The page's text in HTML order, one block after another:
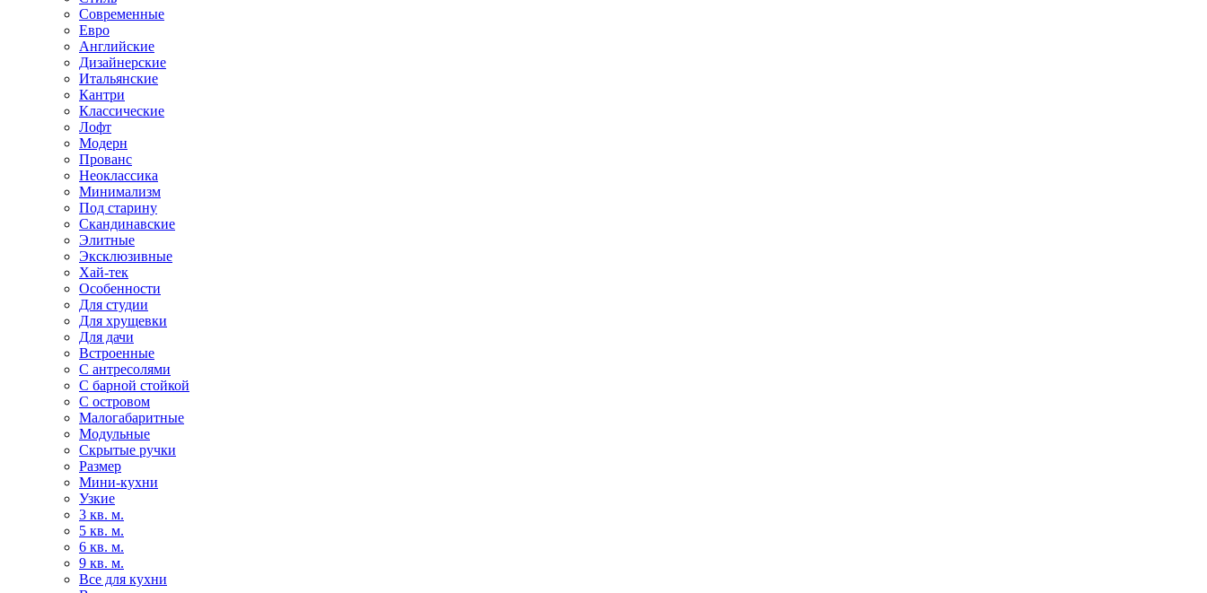
Современные
Евро
Английские
Дизайнерские
Итальянские
Кантри
Классические
Лофт
Модерн
Прованс
Неоклассика
Минимализм
Под старину
Скандинавские
Элитные
Эксклюзивные
Хай-тек
Особенности
Для студии
Для хрущевки
Для дачи
Встроенные
С антресолями
С барной стойкой
С островом
Малогабаритные
Модульные
Скрытые ручки
Размер
Мини-кухни
Узкие
3 кв. м.
5 кв. м.
6 кв. м.
9 кв. м.
Все для кухни